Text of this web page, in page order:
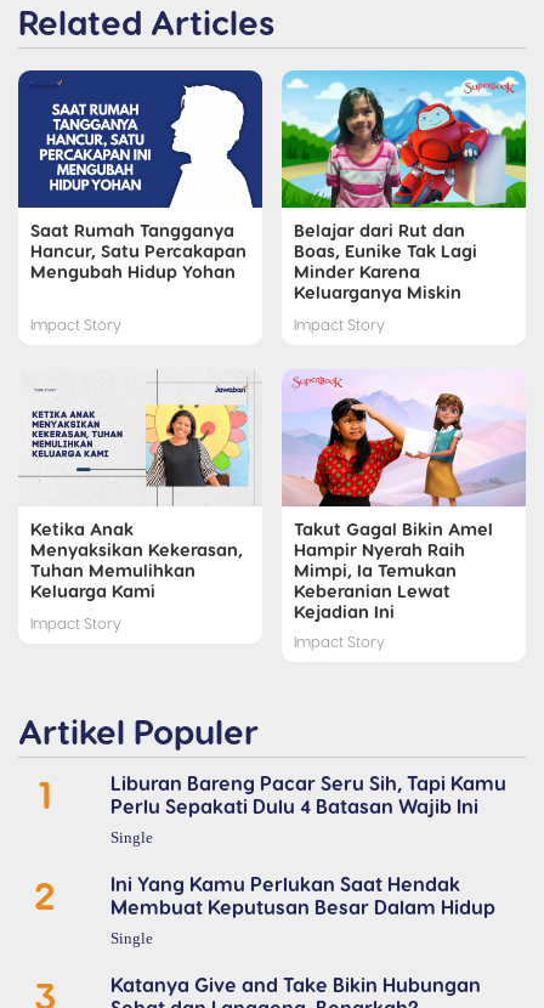
Related Articles
Saat Rumah Tangganya
Hancur, Satu Percakapan
Mengubah Hidup Yohan
Impact Story
Belajar dari Rut dan
Boas, Eunike Tak Lagi
Minder Karena
Keluarganya Miskin
Impact Story
Ketika Anak
Menyaksikan Kekerasan,
Tuhan Memulihkan
Keluarga Kami
Impact Story
Takut Gagal Bikin Amel
Hampir Nyerah Raih
Mimpi, Ia Temukan
Keberanian Lewat
Kejadian Ini
Impact Story
Artikel Populer
1
Liburan Bareng Pacar Seru Sih, Tapi Kamu
Perlu Sepakati Dulu 4 Batasan Wajib Ini
Single
2
Ini Yang Kamu Perlukan Saat Hendak
Membuat Keputusan Besar Dalam Hidup
Single
3
Katanya Give and Take Bikin Hubungan